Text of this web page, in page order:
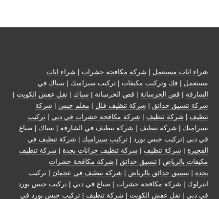
شراء اثاث مستعمل | شركة مكافحة حشرات | شراء اثاث
مستعمل | فك وتركيب مكيفات | تركيب سيراميك | سباك في
الشارقة | قص الخرسانة | قص الخرسانة | سباك | نقل عفش الكويت |
شركة تنسيق حدائق | شركة تنظيف فلل | معلم جبس | شركة
تنظيف | شركة تنظيف | شركة مكافحة حشرات في دبي | تركيب
سيراميك | شركة تنظيف | شركة تنظيف في الشارقة | سباك | صباغ
في دبي |تركيب جبس بورد | تركيب سيراميك | شركة تنظيف في
الفجيرة | شركة تنظيف | شركة تنظيف خزانات بجدة | شركة تنظيف
مكيفات بالرياض | تنسيق حدائق | شركة مكافحة حشرات
بجدة | تنسيق حدائق بالرياض | شركة تنظيف في عجمان | تركيب
انترلوك | شركة مكافحة حشرات | صباغ في دبي | تركيب جبس بورد
في دبي | نقل عفش الكويت | شركة تنظيف | تركيب جبس بورد في